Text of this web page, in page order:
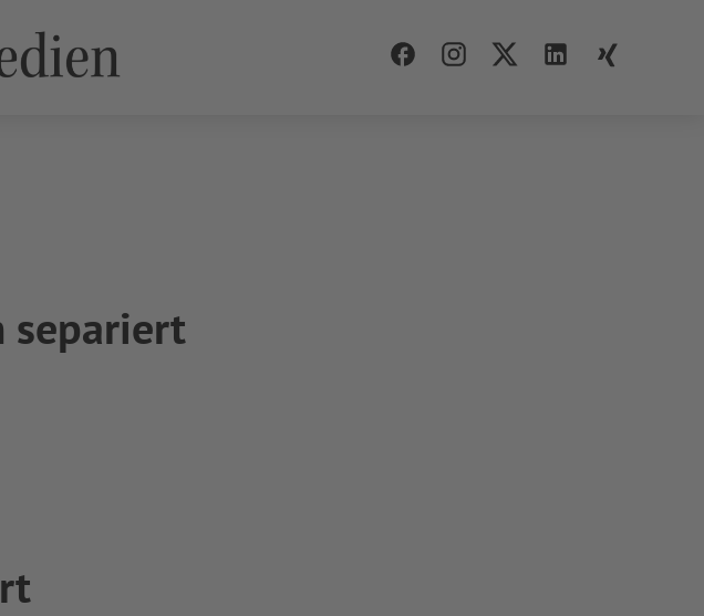
separiert